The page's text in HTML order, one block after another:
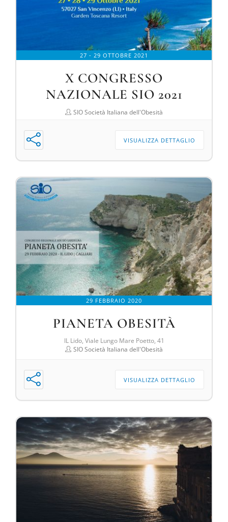
27 - 29 OTTOBRE 2021
X CONGRESSO
NAZIONALE SIO 2021
SIO Società Italiana dell'Obesità
VISUALIZZA DETTAGLIO
29 FEBBRAIO 2020
PIANETA OBESITÀ
IL Lido, Viale Lungo Mare Poetto, 41
SIO Società Italiana dell'Obesità
VISUALIZZA DETTAGLIO